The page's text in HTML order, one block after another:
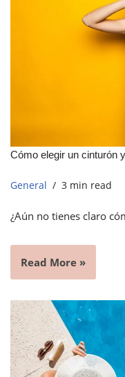
Cómo elegir un cinturón
General 3 min read
¿Aún no tienes claro
Read More »